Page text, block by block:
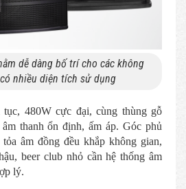
dễ dàng bố trí cho các không
nhiều diện tích sử dụng
480W cực đại, cùng thùng gỗ
thanh ổn định, ấm áp. Góc phủ
âm đồng đều khắp không gian,
beer club nhỏ cần hệ thống âm
lý.